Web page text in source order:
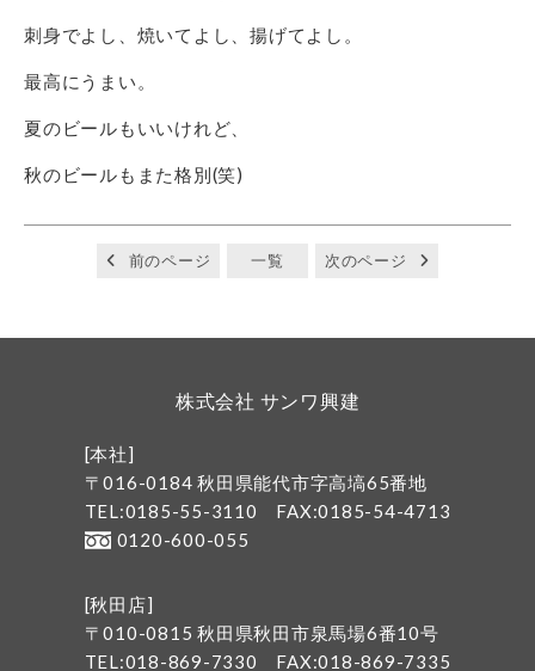
刺身でよし、焼いてよし、揚げてよし。
最高にうまい。
夏のビールもいいけれど、
秋のビールもまた格別(笑)
前のページ 一覧 次のページ
株式会社 サンワ興建
[本社]
〒016-0184 秋田県能代市字高塙65番地
TEL:0185-55-3110
FAX:0185-54-4713
0120-600-055
[秋田店]
〒010-0815 秋田県秋田市泉馬場6番10号
TEL:018-869-7330
FAX:018-869-7335